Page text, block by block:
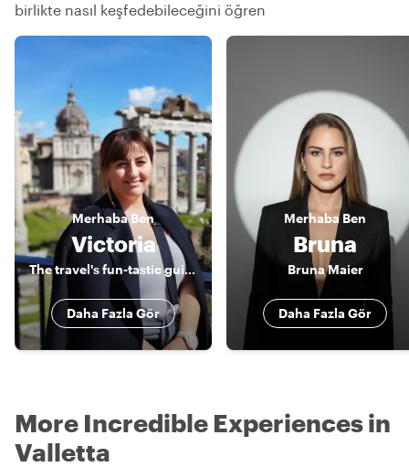
birlikte nasıl keşfedebileceğini öğren
Merhaba Ben
Victoria
The travel's fun-tastic guide to exploring Malta!
Daha Fazla Gör
Merhaba Ben
Bruna
Bruna Maier
Daha Fazla Gör
More Incredible Experiences in
Valletta